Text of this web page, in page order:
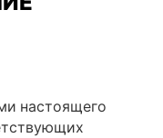
настоящего